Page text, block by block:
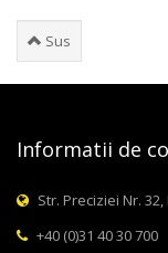
Sus
Informatii de
Str. Preciziei Nr.
+40 (0)31 40 30 700